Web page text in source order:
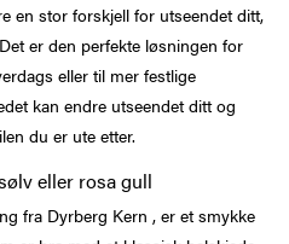
en stor forskjell for utseendet ditt,
er den perfekte løsningen for
eller til mer festlige
kan endre utseendet ditt og
du er ute etter.
eller rosa gull
fra Dyrberg Kern , er et smykke